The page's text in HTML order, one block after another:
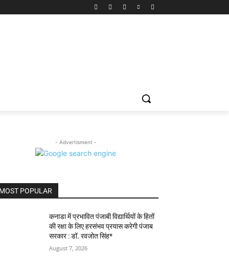
- Advertisment -
MOST POPULAR
कनाडा में प्रभावित पंजाबी विद्यार्थियों के हितों
की रक्षा के लिए हरसंभव प्रयास करेगी पंजाब
सरकार : डॉ. रवजोत सिंह*
August 7, 2026